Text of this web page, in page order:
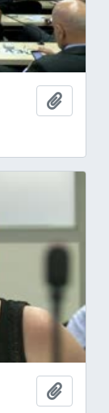
Add to
Add to